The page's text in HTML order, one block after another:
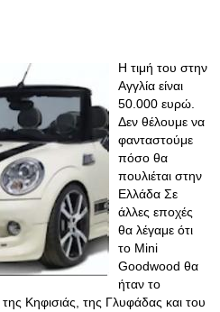
Η τιμή του στην
Αγγλία είναι
50.000 ευρώ.
Δεν θέλουμε να
φανταστούμε
πόσο θα
πουλιέται στην
Ελλάδα Σε
άλλες εποχές
θα λέγαμε ότι
το Mini
Goodwood θα
ήταν το
Κηφισιάς, της Γλυφάδας και του